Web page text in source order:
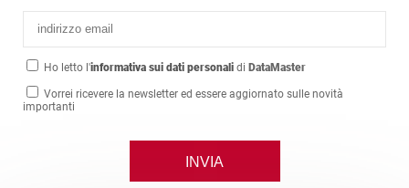
Ho letto l'informativa sui dati personali di DataMaster
Vorrei ricevere la newsletter ed essere aggiornato sulle novità
importanti